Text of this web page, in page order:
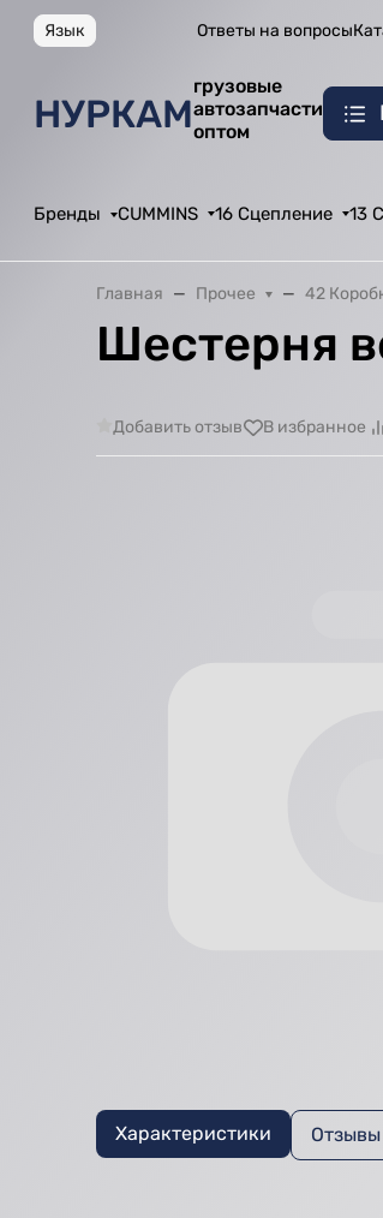
Язык Ответы на вопросы
НУРКАМ
грузовые
автозапчасти
оптом
Бренды CUMMINS 16 Сцепление 13
Главная Прочее 42
Шестерня
Добавить отзыв В избранное
Характеристики